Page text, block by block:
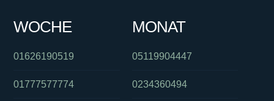
WOCHE
01626190519
01777577774
MONAT
05119904447
0234360494